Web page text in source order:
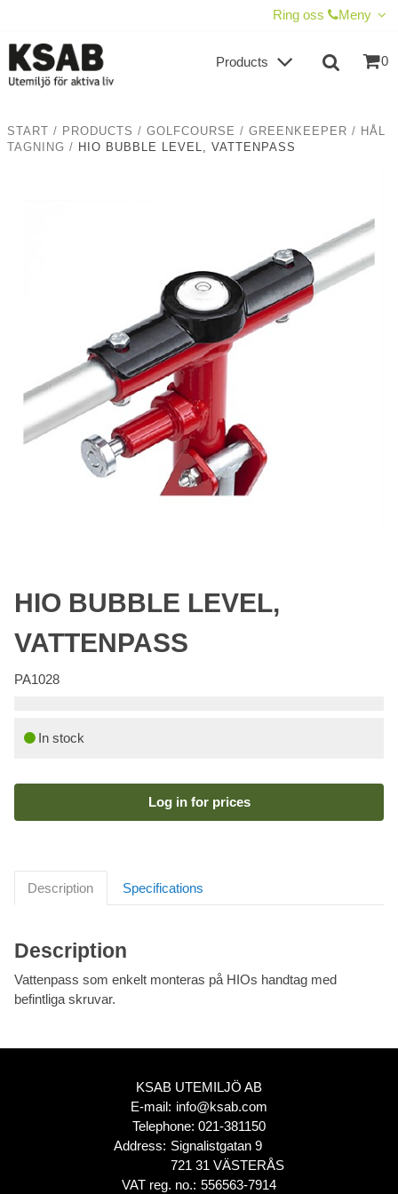
Ring oss Meny
0
Products
START / PRODUCTS / GOLFCOURSE / GREENKEEPER / HÅL
TAGNING / HIO BUBBLE LEVEL, VATTENPASS
HIO BUBBLE LEVEL,
VATTENPASS
PA1028
In stock
Log in for prices
Description Specifications
Description
Vattenpass som enkelt monteras på HIOs handtag med
befintliga skruvar.
KSAB UTEMILJÖ AB
E-mail: info@ksab.com
Telephone: 021-381150
Address: Signalistgatan 9
721 31 VÄSTERÅS
VAT reg. no.: 556563-7914
CHECKOUT